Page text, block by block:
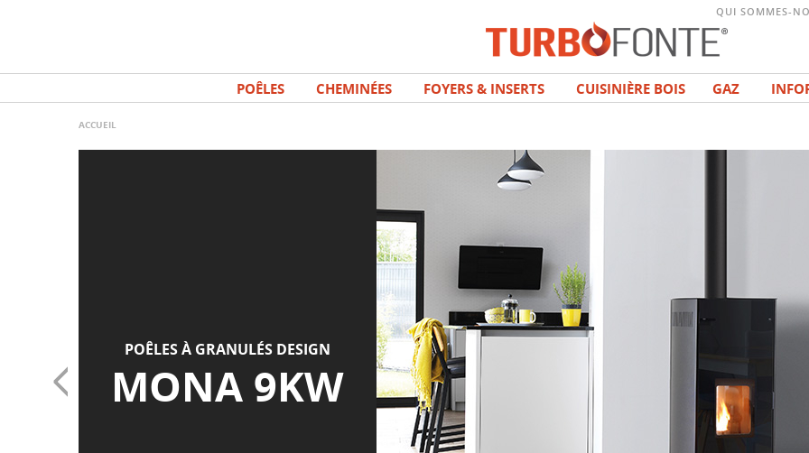
principal
QUI SOMMES-
POÊLES CHEMINÉES FOYERS & INSERTS CUISINIÈRE BOIS GAZ
ACCUEIL
POÊLES À GRANULÉS DESIGN
MONA 9KW